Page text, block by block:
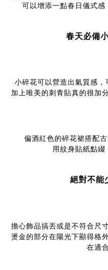
可以增添一點春日儀式感
春天必備
小碎花可以營造出氣質感，
加上唯美的刺青貼真的很加
偏酒紅色的碎花裙搭配
用紋身貼紙點綴
絕對不能
擔心飾品搞丟或是不符合尺
燙金的部分在陽光下顯得格
在適